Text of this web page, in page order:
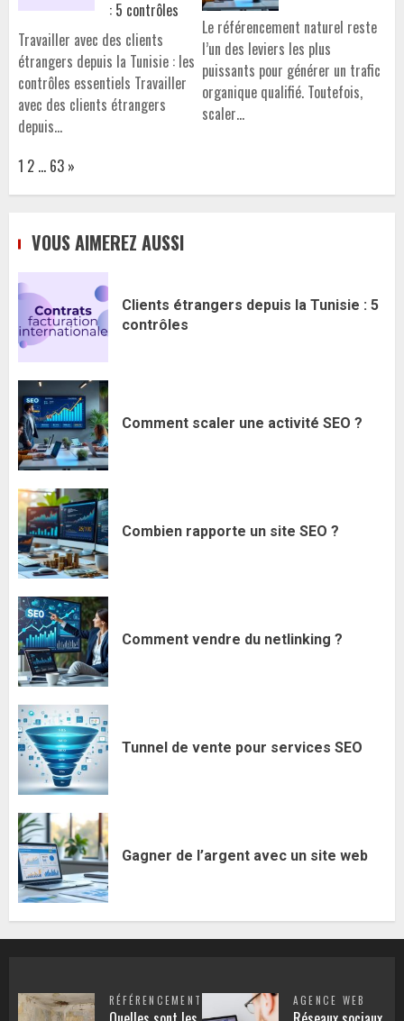
: 5 contrôles
Travailler avec des clients
étrangers depuis la Tunisie : les
contrôles essentiels Travailler
avec des clients étrangers
depuis…
Le référencement naturel reste
l’un des leviers les plus
puissants pour générer un trafic
organique qualifié. Toutefois,
scaler…
Page:
1 2 … 63 Next
»
VOUS AIMEREZ AUSSI
Clients étrangers depuis la Tunisie : 5
contrôles
Comment scaler une activité SEO ?
Combien rapporte un site SEO ?
Comment vendre du netlinking ?
Tunnel de vente pour services SEO
Gagner de l’argent avec un site web
RÉFÉRENCEMENT AGENCE WEB